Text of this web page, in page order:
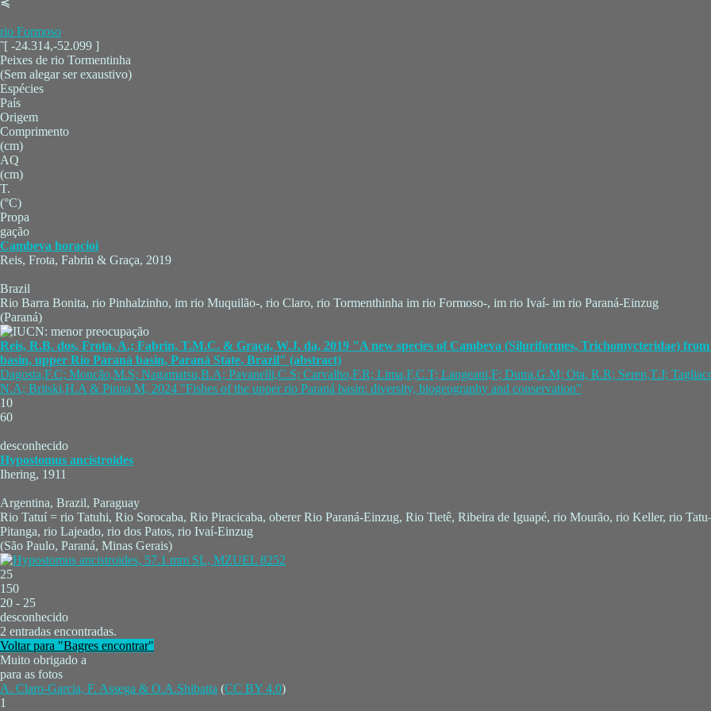
rio Formoso
˜[ -24.314,-52.099 ]
Peixes de rio Tormentinha
(Sem alegar ser exaustivo)
Espécies
País
Origem
Comprimento
(cm)
AQ
(cm)
T.
(°C)
Propa
gação
Cambeva horacioi
Reis, Frota, Fabrin & Graça, 2019
Brazil
Rio Barra Bonita, rio Pinhalzinho, im rio Muquilão-, rio Claro, rio Tormenthinha im rio Formoso-, im rio Ivaí- im rio Paraná-Einzug
(Paraná)
Reis, R.B. dos, Frota, A.; Fabrin, T.M.C. & Graça, W.J. da, 2019 "A new species of Cambeva (Siluriformes, Trichomycteridae)
basin, upper Rio Paraná basin, Paraná State, Brazil" (abstract)
Dagosta,F.C; Monção,M.S; Nagamatsu,B.A; Pavanelli,C.S; Carvalho,F.R; Lima,F,C.T; Langeani,F; Dutra,G.M; Ota, R.R; Seren,T.J;
N.A; Britski,H.A & Pinna M, 2024 "Fishes of the upper rio Paraná basin: diversity, biogeography and conservation"
10
60
desconhecido
Hypostomus ancistroides
Ihering, 1911
Argentina, Brazil, Paraguay
Rio Tatuí = rio Tatuhi, Rio Sorocaba, Rio Piracicaba, oberer Rio Paraná-Einzug, Rio Tietê, Ribeira de Iguapé, rio Mourão, rio Keller, rio
Pitanga, rio Lajeado, rio dos Patos, rio Ivaí-Einzug
(São Paulo, Paraná, Minas Gerais)
25
150
20 - 25
desconhecido
2 entradas encontradas.
Voltar para "Bagres encontrar"
Muito obrigado a
para as fotos
A. Claro-Garcia, F. Assega & O.A.Shibatta (CC BY 4.0)
1